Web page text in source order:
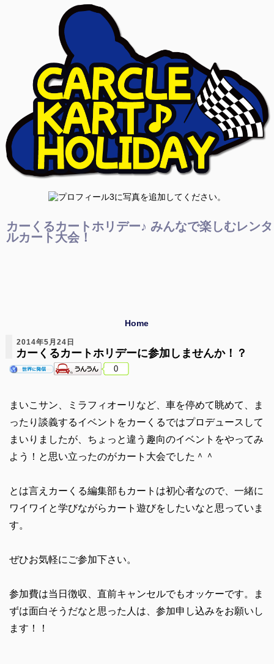
カーくるカートホリデー♪ みんなで楽しむレンタ
ルカート大会！
Home
2014年5月24日
カーくるカートホリデーに参加しませんか！？
0
まいこサン、ミラフィオーリなど、車を停めて眺めて、ま
ったり談義するイベントをカーくるではプロデュースして
まいりましたが、ちょっと違う趣向のイベントをやってみ
よう！と思い立ったのがカート大会でした＾＾
とは言えカーくる編集部もカートは初心者なので、一緒に
ワイワイと学びながらカート遊びをしたいなと思っていま
す。
ぜひお気軽にご参加下さい。
参加費は当日徴収、直前キャンセルでもオッケーです。ま
ずは面白そうだなと思った人は、参加申し込みをお願いし
ます！！